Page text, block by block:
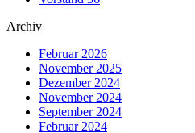
Archiv
Februar 2026
November 2025
Dezember 2024
November 2024
September 2024
Februar 2024